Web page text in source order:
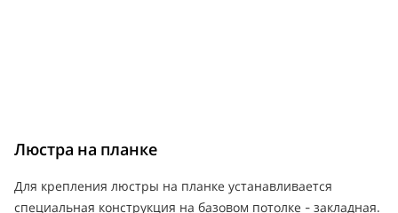
Люстра на планке
Для крепления люстры на планке устанавливается
специальная конструкция на базовом потолке - закладная.